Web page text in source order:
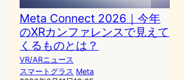
Meta Connect 2026｜今年
のXRカンファレンスで見えて
くるものとは？
VR/ARニュース
スマートグラス Meta